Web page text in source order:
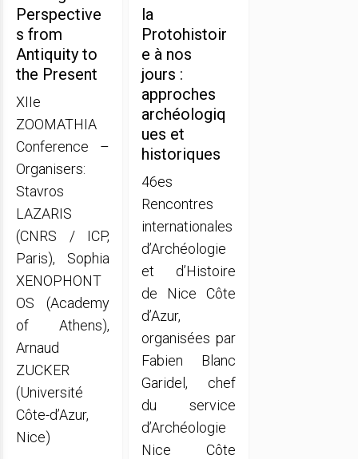
Perspective
s from
Antiquity to
the Present
XIIe
ZOOMATHIA
Conference –
Organisers:
Stavros
LAZARIS
(CNRS / ICP,
Paris), Sophia
XENOPHONT
OS (Academy
of Athens),
Arnaud
ZUCKER
(Université
Côte-d’Azur,
Nice)
la
Protohistoir
e à nos
jours :
approches
archéologiq
ues et
historiques
46es
Rencontres
internationales
d’Archéologie
et d’Histoire
de Nice Côte
d’Azur,
organisées par
Fabien Blanc
Garidel, chef
du service
d’Archéologie
Nice Côte